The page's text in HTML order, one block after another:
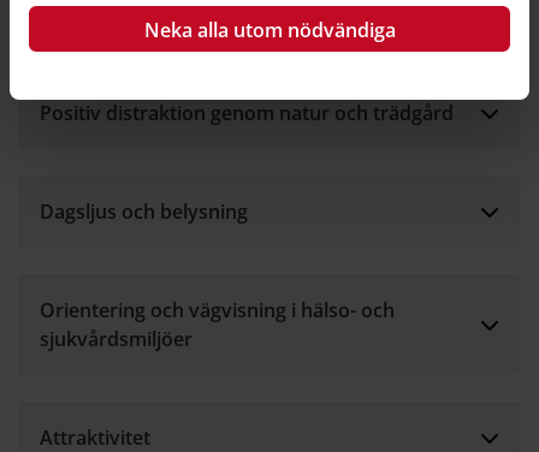
Neka alla utom nödvändiga
Läs mer om konceptprogram och forskning under
”Relaterad information".
Positiv distraktion genom natur och trädgård
Dagsljus och belysning
Orientering och vägvisning i hälso- och
sjukvårdsmiljöer
Attraktivitet